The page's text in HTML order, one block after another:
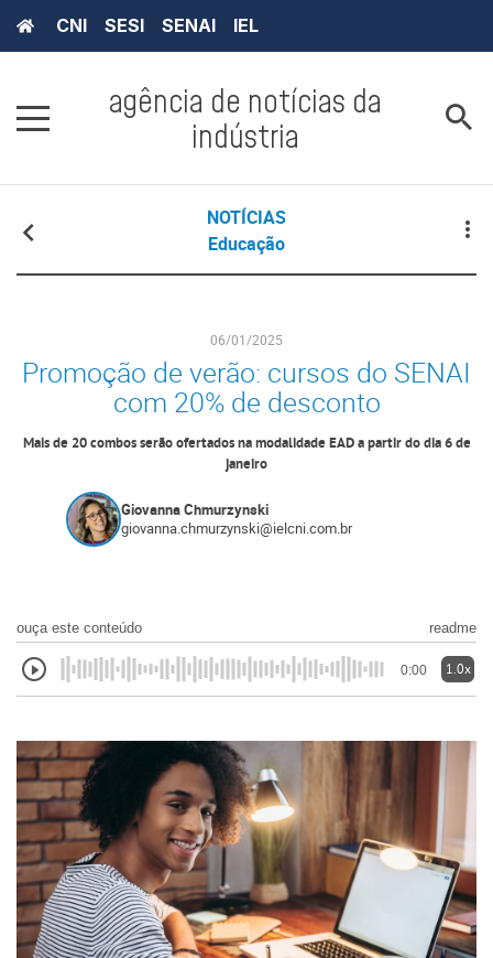
CNI SESI SENAI IEL
agência de notícias da
indústria
NOTÍCIAS
Educação
06/01/2025
Promoção de verão: cursos do SENAI
com 20% de desconto
Mais de 20 combos serão ofertados na modalidade EAD a partir do dia 6 de
janeiro
Giovanna Chmurzynski
giovanna.chmurzynski@ielcni.com.br
ouça este conteúdo readme
0:00 1.0x